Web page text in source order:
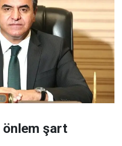
önlem şart